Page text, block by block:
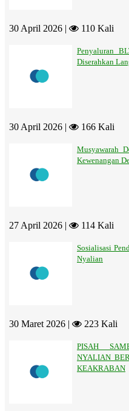
30 April 2026 | 110 Kali
Penyaluran
Diserahkan
30 April 2026 | 166 Kali
Musyawarah
Kewenangan
27 April 2026 | 114 Kali
Sosialisasi
Nyalian
30 Maret 2026 | 223 Kali
PISAH
NYALIAN
KEAKRABAN